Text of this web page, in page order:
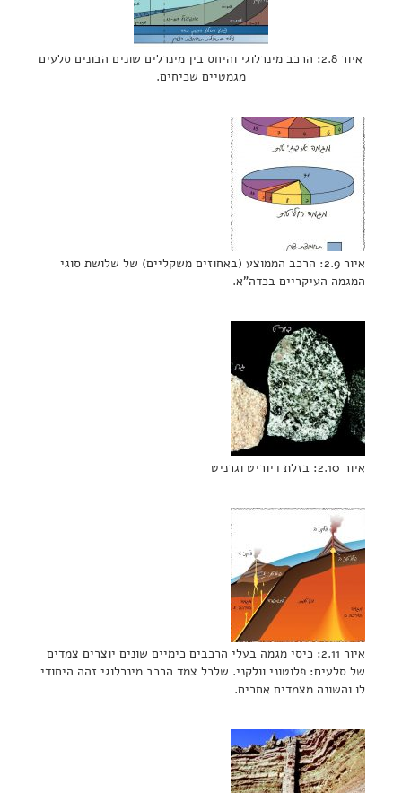
איור 2.8: הרכב מינרלוגי והיחס בין מינרלים שונים הבונים סלעים
מגמטיים שכיחים.
איור 2.9: הרכב הממוצע (באחוזים משקליים) של שלושת סוגי
המגמה העיקריים בכדה"א.
איור 2.10: בזלת דיוריט וגרניט
איור 2.11: כיסי מגמה בעלי הרכבים כימיים שונים יוצרים צמדים
של סלעים: פלוטוני וולקני. שלכל צמד הרכב מינרלוגי זהה היחודי
לו והשונה מצמדים אחרים.